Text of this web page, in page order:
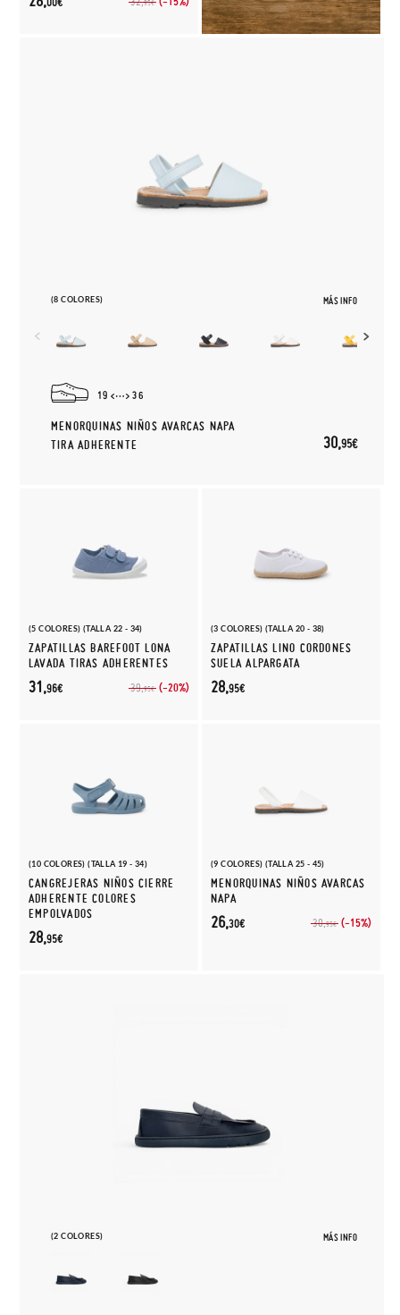
95€
(8 COLORES) MÁS INFO
19 36
MENORQUINAS NIÑOS AVARCAS NAPA
TIRA ADHERENTE
30,95€
(5 COLORES) (TALLA 22 - 34)
ZAPATILLAS BAREFOOT LONA
LAVADA TIRAS ADHERENTES
39,95€ (-20%)
31,96€
(3 COLORES) (TALLA 20 - 38)
ZAPATILLAS LINO CORDONES
SUELA ALPARGATA
28,95€
(10 COLORES) (TALLA 19 - 34)
CANGREJERAS NIÑOS CIERRE
ADHERENTE COLORES
EMPOLVADOS
28,95€
(9 COLORES) (TALLA 25 - 45)
MENORQUINAS NIÑOS AVARCAS
NAPA
30,95€ (-15%)
26,30€
(2 COLORES) MÁS INFO